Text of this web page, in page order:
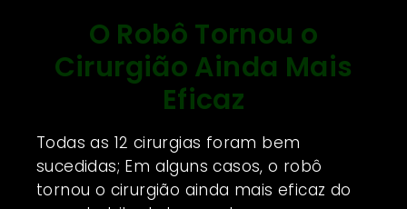
O Robô Tornou o
Cirurgião Ainda Mais
Eficaz
Todas as 12 cirurgias foram bem
sucedidas; Em alguns casos, o robô
tornou o cirurgião ainda mais eficaz do